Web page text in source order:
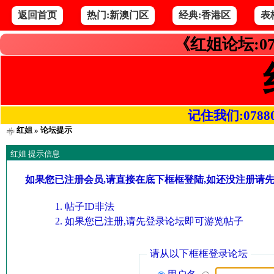
返回首页 热门:新澳门区 经典:香港区 表
《红姐论坛
记住我们
红姐» 论坛提示
红姐 提示信息
如果您已注册会员,请直接在底下框框登陆,如还没注册请
帖子ID非法
如果您已注册,请先登录论坛即可游览帖子
请从以下框框登录论坛